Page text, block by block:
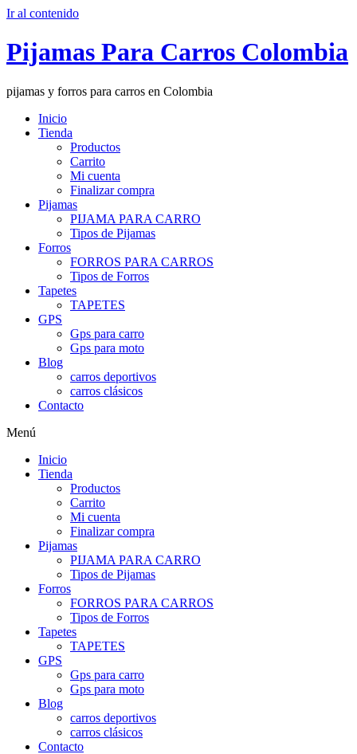
Ir al contenido
Pijamas Para Carros Colombia
pijamas y forros para carros en Colombia
Inicio
Tienda
Productos
Carrito
Mi cuenta
Finalizar compra
Pijamas
PIJAMA PARA CARRO
Tipos de Pijamas
Forros
FORROS PARA CARROS
Tipos de Forros
Tapetes
TAPETES
GPS
Gps para carro
Gps para moto
Blog
carros deportivos
carros clásicos
Contacto
Menú
Inicio
Tienda
Productos
Carrito
Mi cuenta
Finalizar compra
Pijamas
PIJAMA PARA CARRO
Tipos de Pijamas
Forros
FORROS PARA CARROS
Tipos de Forros
Tapetes
TAPETES
GPS
Gps para carro
Gps para moto
Blog
carros deportivos
carros clásicos
Contacto